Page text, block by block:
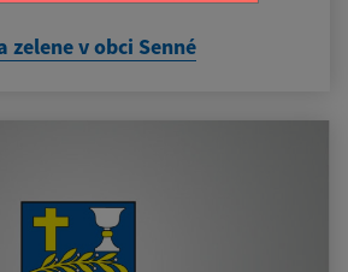
zelene v obci Senné